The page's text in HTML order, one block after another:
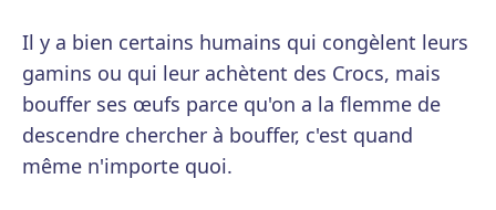
Il y a bien certains humains qui congèlent leurs
gamins ou qui leur achètent des Crocs, mais
bouffer ses œufs parce qu'on a la flemme de
descendre chercher à bouffer, c'est quand
même n'importe quoi.